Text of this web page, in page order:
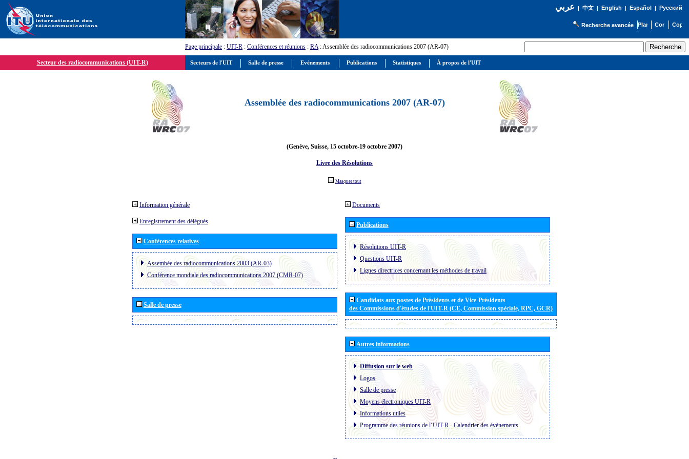
عربي| 中文| English | Español | Русский
Recherche avancée
Page principale : UIT-R : Conférences et réunions : RA: Assemblée des radiocommunications 2007 (AR-07)
Secteur des radiocommunications (UIT-R)
Assemblée des radiocommunications 2007 (AR-07)
(Genève, Suisse, 15 octobre-19 octobre 2007)
Livre des Résolutions
Masquer tout
Information générale
Enregistrement des délégués
Conférences relatives
Assembée des radiocommunications 2003 (AR-03)
Conférence mondiale des radiocommunications 2007 (CMR-07)
Salle de presse
Documents
Publications
Résolutions UIT-R
Questions UIT-R
Lignes directrices concernant les méthodes de travail
Candidats aux postes de Présidents et de Vice-Présidents
des Commissions d'études de l'UIT-R (CE, Commission spéciale, RPC, GCR)
Autres informations
Diffusion sur le web
Logos
Salle de presse
Moyens électroniques UIT-R
Informations utiles
Programme des réunions de l´UIT-R- Calendrier des évènements
Secteurs de l'UIT Salle de presse Evénements Publications Statistiques À propos de l'UIT